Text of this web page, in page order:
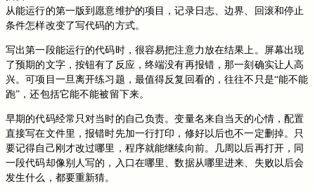
从能运行的第一版到愿意维护的项目，记录日志、边界、回滚和停止
条件怎样改变了写代码的方式。
写出第一段能运行的代码时，很容易把注意力放在结果上。屏幕出现
了预期的文字，按钮有了反应，终端没有再报错，那一刻确实让人高
兴。可项目一旦离开练习题，最值得反复回看的，往往不只是“能不能
跑”，还包括它能不能被留下来。
早期的代码经常只对当时的自己负责。变量名来自当天的心情，配置
直接写在文件里，报错时先加一行打印，修好以后也不一定删掉。只
要记得自己刚才改过哪里，程序就能继续向前。几周以后再打开，同
一段代码却像别人写的，入口在哪里、数据从哪里进来、失败以后会
发生什么，都要重新猜。